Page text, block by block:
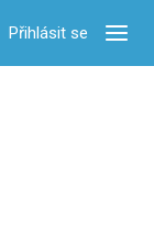
Přihlásit se